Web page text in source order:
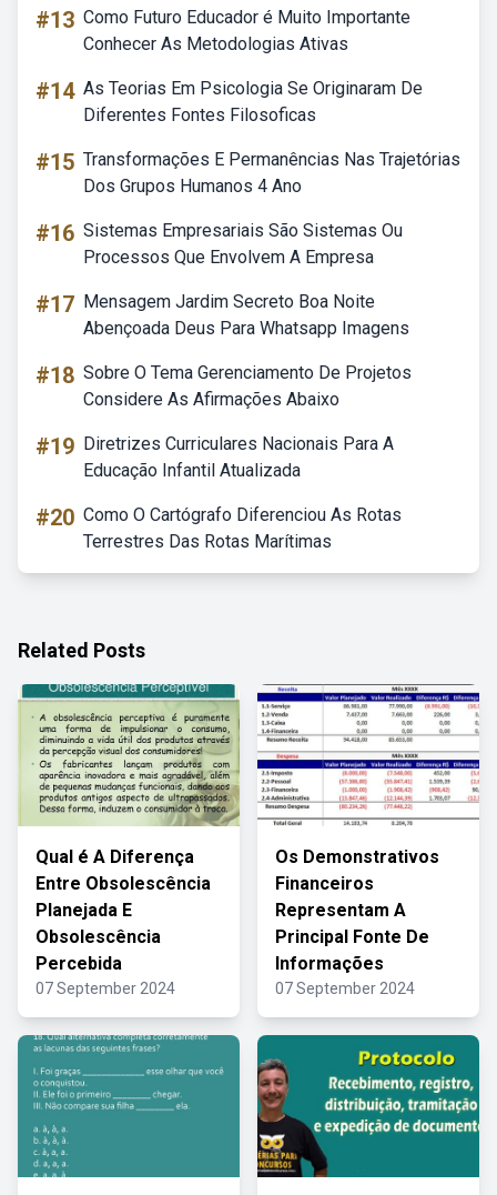
#13 Como Futuro Educador é Muito Importante
Conhecer As Metodologias Ativas
#14 As Teorias Em Psicologia Se Originaram De
Diferentes Fontes Filosoficas
#15 Transformações E Permanências Nas Trajetórias
Dos Grupos Humanos 4 Ano
#16 Sistemas Empresariais São Sistemas Ou
Processos Que Envolvem A Empresa
#17 Mensagem Jardim Secreto Boa Noite
Abençoada Deus Para Whatsapp Imagens
#18 Sobre O Tema Gerenciamento De Projetos
Considere As Afirmações Abaixo
#19 Diretrizes Curriculares Nacionais Para A
Educação Infantil Atualizada
#20 Como O Cartógrafo Diferenciou As Rotas
Terrestres Das Rotas Marítimas
Related Posts
Qual é A Diferença
Entre Obsolescência
Planejada E
Obsolescência
Percebida
07 September 2024
Os Demonstrativos
Financeiros
Representam A
Principal Fonte De
Informações
07 September 2024